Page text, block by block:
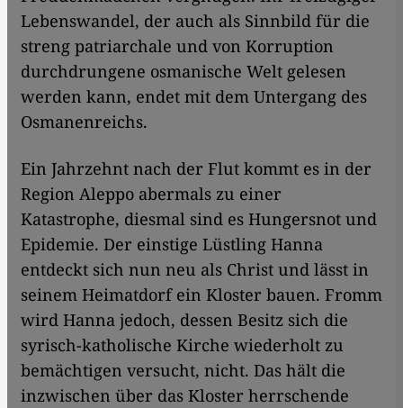
Lebenswandel, der auch als Sinnbild für die
streng patriarchale und von Korruption
durchdrungene osmanische Welt gelesen
werden kann, endet mit dem Untergang des
Osmanenreichs.
Ein Jahrzehnt nach der Flut kommt es in der
Region Aleppo abermals zu einer
Katastrophe, diesmal sind es Hungersnot und
Epidemie. Der einstige Lüstling Hanna
entdeckt sich nun neu als Christ und lässt in
seinem Heimatdorf ein Kloster bauen. Fromm
wird Hanna jedoch, dessen Besitz sich die
syrisch-katholische Kirche wiederholt zu
bemächtigen versucht, nicht. Das hält die
inzwischen über das Kloster herrschende